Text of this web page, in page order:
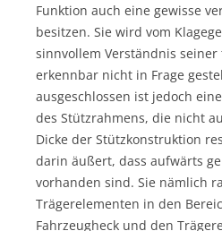
Funktion auch eine gewisse
besitzen. Sie wird vom
sinnvollem Verständnis seiner
erkennbar nicht in Frage
ausgeschlossen ist jedoch
des Stützrahmens, die nicht
Dicke der Stützkonstruktion
darin äußert, dass aufwärts
vorhanden sind. Sie nämlich
Trägerelementen in den
Fahrzeugheck und den